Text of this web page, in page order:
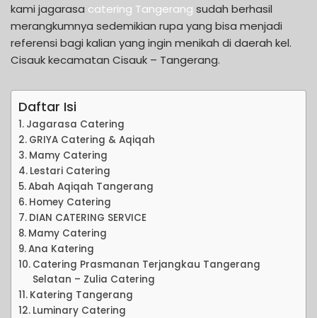
kami jagarasa catering Tangerang sudah berhasil
merangkumnya sedemikian rupa yang bisa menjadi
referensi bagi kalian yang ingin menikah di daerah kel.
Cisauk kecamatan Cisauk – Tangerang.
Daftar Isi
Jagarasa Catering
GRIYA Catering & Aqiqah
Mamy Catering
Lestari Catering
Abah Aqiqah Tangerang
Homey Catering
DIAN CATERING SERVICE
Mamy Catering
Ana Katering
Catering Prasmanan Terjangkau Tangerang
Selatan – Zulia Catering
Katering Tangerang
Luminary Catering